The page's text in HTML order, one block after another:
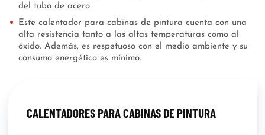
del tubo de acero.
Este calentador para cabinas de pintura cuenta con una
alta resistencia tanto a las altas temperaturas como al
óxido. Además, es respetuoso con el medio ambiente y su
consumo energético es mínimo.
CALENTADORES PARA CABINAS DE PINTURA